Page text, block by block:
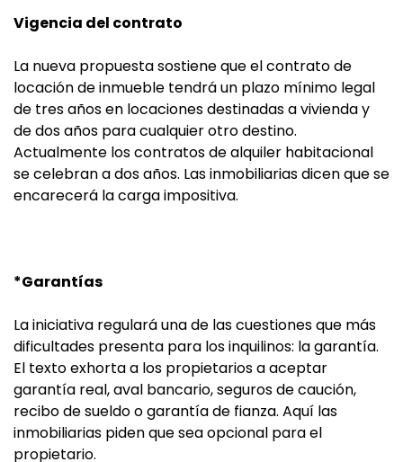
Vigencia del contrato
La nueva propuesta sostiene que el contrato de
locación de inmueble tendrá un plazo mínimo legal
de tres años en locaciones destinadas a vivienda y
de dos años para cualquier otro destino.
Actualmente los contratos de alquiler habitacional
se celebran a dos años. Las inmobiliarias dicen que se
encarecerá la carga impositiva.
*Garantías
La iniciativa regulará una de las cuestiones que más
dificultades presenta para los inquilinos: la garantía.
El texto exhorta a los propietarios a aceptar
garantía real, aval bancario, seguros de caución,
recibo de sueldo o garantía de fianza. Aquí las
inmobiliarias piden que sea opcional para el
propietario.